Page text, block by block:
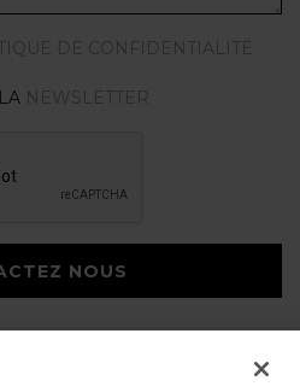
DE CONFIDENTIALITÉ
NEWSLETTER
NOUS